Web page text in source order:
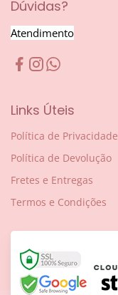
Dúvidas?
Atendimento
Links Úteis
Política de Privacidade
Política de Devolução
Fretes e Entregas
Termos e Condições